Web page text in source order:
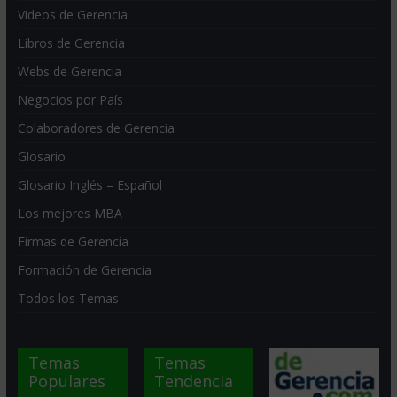
Videos de Gerencia
Libros de Gerencia
Webs de Gerencia
Negocios por País
Colaboradores de Gerencia
Glosario
Glosario Inglés – Español
Los mejores MBA
Firmas de Gerencia
Formación de Gerencia
Todos los Temas
Temas
Populares
Temas
Tendencia